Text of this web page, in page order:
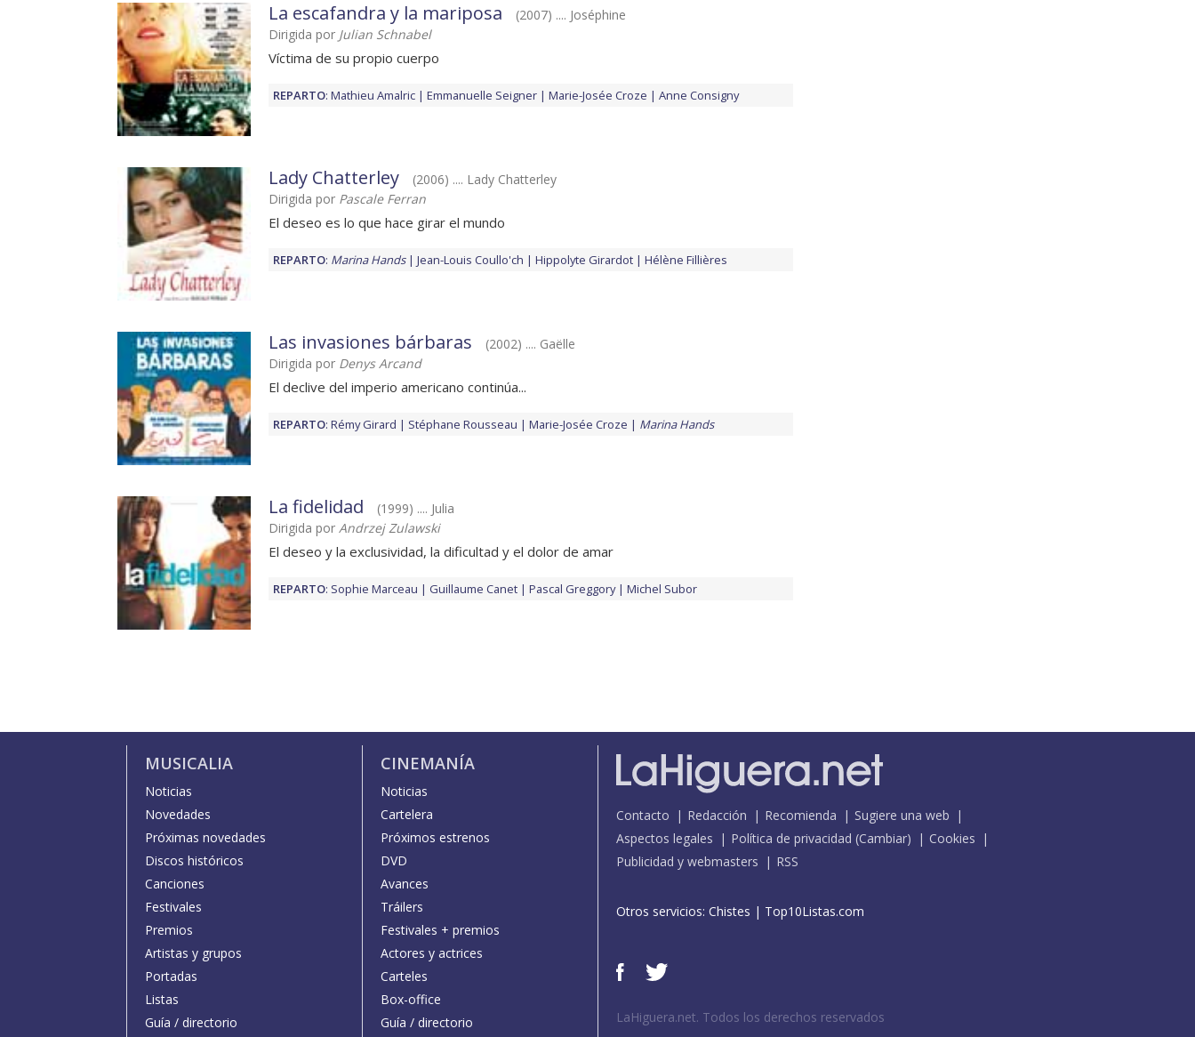
La escafandra y la mariposa
(2007) .... Joséphine
Dirigida por Julian Schnabel
Víctima de su propio cuerpo
REPARTO: Mathieu Amalric Emmanuelle Seigner Marie-Josée Croze Anne Consigny
Lady Chatterley
(2006) .... Lady Chatterley
Dirigida por Pascale Ferran
El deseo es lo que hace girar el mundo
REPARTO: Marina Hands Jean-Louis Coullo'ch Hippolyte Girardot Hélène Fillières
Las invasiones bárbaras
(2002) .... Gaëlle
Dirigida por Denys Arcand
El declive del imperio americano continúa...
REPARTO: Rémy Girard Stéphane Rousseau Marie-Josée Croze Marina Hands
La fidelidad
(1999) .... Julia
Dirigida por Andrzej Zulawski
El deseo y la exclusividad, la dificultad y el dolor de amar
REPARTO: Sophie Marceau Guillaume Canet Pascal Greggory Michel Subor
MUSICALIA
Noticias
Novedades
Próximas novedades
Discos históricos
Canciones
Festivales
Premios
Artistas y grupos
Portadas
Listas
Guía / directorio
CINEMANÍA
Noticias
Cartelera
Próximos estrenos
DVD
Avances
Tráilers
Festivales + premios
Actores y actrices
Carteles
Box-office
Guía / directorio
Contacto Redacción Recomienda
Sugiere una web
Aspectos legales
Política de privacidad (Cambiar)
Cookies
Publicidad y webmasters
RSS
Otros servicios: Chistes | Top10Listas.com
LaHiguera.net. Todos los derechos reservados